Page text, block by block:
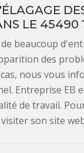
LE 45490
beaucoup
des
nous vous
Entreprise EB
de travail.
son site